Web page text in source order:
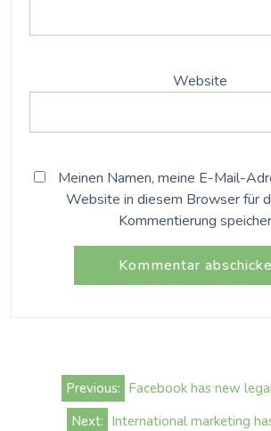
Website
Meinen Namen, meine E-Mail-
Website in diesem Browser für
Kommentierung
Beitrags-
Navigation
Previous: Facebook has new
Next: International marketing